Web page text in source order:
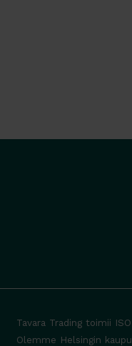
Tavara Trading toimii
Olemme Helsingin